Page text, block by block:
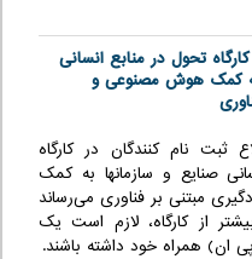
تحول در منابع انسانی
به کمک هوش مصنوعی و
ثبت نام کنندگان در کارگاه
صنایع و سازمانها به کمک
مبتنی بر فناوری می‌رساند
از کارگاه، لازم است یک
ان) همراه خود داشته باشند.